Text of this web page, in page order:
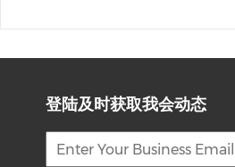
登陆及时获取我会动态